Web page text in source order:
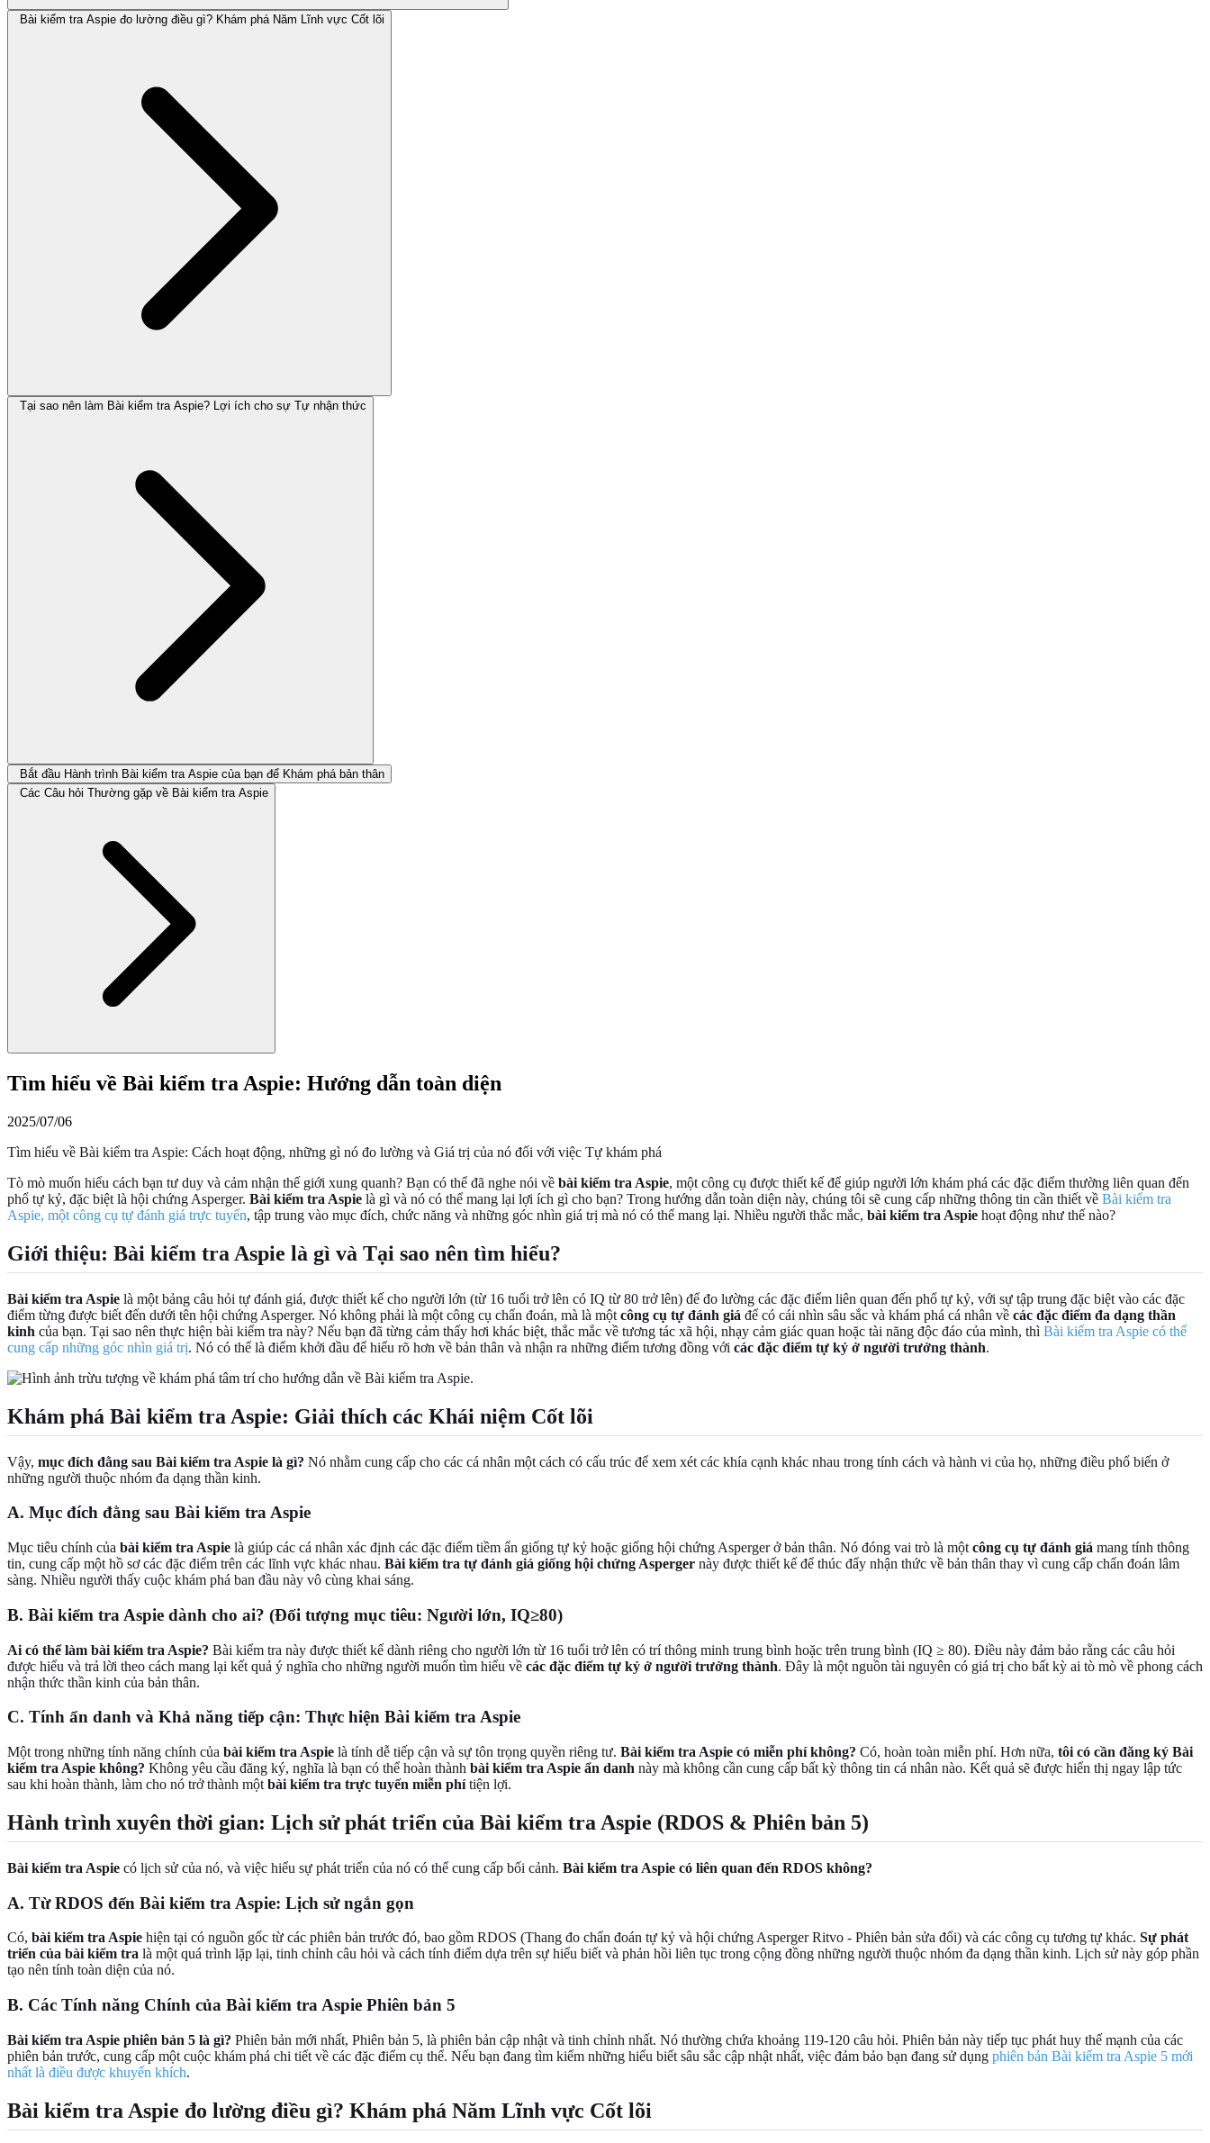
Bài kiểm tra Aspie đo lường điều gì? Khám phá Năm Lĩnh vực Cốt lõi
Tại sao nên làm Bài kiểm tra Aspie? Lợi ích cho sự Tự nhận thức
Bắt đầu Hành trình Bài kiểm tra Aspie của bạn để Khám phá bản thân
Các Câu hỏi Thường gặp về Bài kiểm tra Aspie
Tìm hiểu về Bài kiểm tra Aspie: Hướng dẫn toàn diện
2025/07/06
Tìm hiểu về Bài kiểm tra Aspie: Cách hoạt động, những gì nó đo lường và Giá trị của nó đối với việc Tự khám phá
Tò mò muốn hiểu cách bạn tư duy và cảm nhận thế giới xung quanh? Bạn có thể đã nghe nói về bài kiểm tra Aspie, một công cụ được thiết kế để giúp người lớn khám phá các đặc điểm thường liên quan đến
phổ tự kỷ, đặc biệt là hội chứng Asperger. Bài kiểm tra Aspie là gì và nó có thể mang lại lợi ích gì cho bạn? Trong hướng dẫn toàn diện này, chúng tôi sẽ cung cấp những thông tin cần thiết về Bài kiểm tra
Aspie, một công cụ tự đánh giá trực tuyến, tập trung vào mục đích, chức năng và những góc nhìn giá trị mà nó có thể mang lại. Nhiều người thắc mắc, bài kiểm tra Aspie hoạt động như thế nào?
Giới thiệu: Bài kiểm tra Aspie là gì và Tại sao nên tìm hiểu?
Bài kiểm tra Aspie là một bảng câu hỏi tự đánh giá, được thiết kế cho người lớn (từ 16 tuổi trở lên có IQ từ 80 trở lên) để đo lường các đặc điểm liên quan đến phổ tự kỷ, với sự tập trung đặc biệt vào các đặc
điểm từng được biết đến dưới tên hội chứng Asperger. Nó không phải là một công cụ chẩn đoán, mà là một công cụ tự đánh giá để có cái nhìn sâu sắc và khám phá cá nhân về các đặc điểm đa dạng thần
kinh của bạn. Tại sao nên thực hiện bài kiểm tra này? Nếu bạn đã từng cảm thấy hơi khác biệt, thắc mắc về tương tác xã hội, nhạy cảm giác quan hoặc tài năng độc đáo của mình, thì Bài kiểm tra Aspie có thể
cung cấp những góc nhìn giá trị. Nó có thể là điểm khởi đầu để hiểu rõ hơn về bản thân và nhận ra những điểm tương đồng với các đặc điểm tự kỷ ở người trưởng thành.
Khám phá Bài kiểm tra Aspie: Giải thích các Khái niệm Cốt lõi
Vậy, mục đích đằng sau Bài kiểm tra Aspie là gì? Nó nhằm cung cấp cho các cá nhân một cách có cấu trúc để xem xét các khía cạnh khác nhau trong tính cách và hành vi của họ, những điều phổ biến ở
những người thuộc nhóm đa dạng thần kinh.
A. Mục đích đằng sau Bài kiểm tra Aspie
Mục tiêu chính của bài kiểm tra Aspie là giúp các cá nhân xác định các đặc điểm tiềm ẩn giống tự kỷ hoặc giống hội chứng Asperger ở bản thân. Nó đóng vai trò là một công cụ tự đánh giá mang tính thông
tin, cung cấp một hồ sơ các đặc điểm trên các lĩnh vực khác nhau. Bài kiểm tra tự đánh giá giống hội chứng Asperger này được thiết kế để thúc đẩy nhận thức về bản thân thay vì cung cấp chẩn đoán lâm
sàng. Nhiều người thấy cuộc khám phá ban đầu này vô cùng khai sáng.
B. Bài kiểm tra Aspie dành cho ai? (Đối tượng mục tiêu: Người lớn, IQ≥80)
Ai có thể làm bài kiểm tra Aspie? Bài kiểm tra này được thiết kế dành riêng cho người lớn từ 16 tuổi trở lên có trí thông minh trung bình hoặc trên trung bình (IQ ≥ 80). Điều này đảm bảo rằng các câu hỏi
được hiểu và trả lời theo cách mang lại kết quả ý nghĩa cho những người muốn tìm hiểu về các đặc điểm tự kỷ ở người trưởng thành. Đây là một nguồn tài nguyên có giá trị cho bất kỳ ai tò mò về phong cách
nhận thức thần kinh của bản thân.
C. Tính ẩn danh và Khả năng tiếp cận: Thực hiện Bài kiểm tra Aspie
Một trong những tính năng chính của bài kiểm tra Aspie là tính dễ tiếp cận và sự tôn trọng quyền riêng tư. Bài kiểm tra Aspie có miễn phí không? Có, hoàn toàn miễn phí. Hơn nữa, tôi có cần đăng ký Bài
kiểm tra Aspie không? Không yêu cầu đăng ký, nghĩa là bạn có thể hoàn thành bài kiểm tra Aspie ẩn danh này mà không cần cung cấp bất kỳ thông tin cá nhân nào. Kết quả sẽ được hiển thị ngay lập tức
sau khi hoàn thành, làm cho nó trở thành một bài kiểm tra trực tuyến miễn phítiện lợi.
Hành trình xuyên thời gian: Lịch sử phát triển của Bài kiểm tra Aspie (RDOS & Phiên bản 5)
Bài kiểm tra Aspie có lịch sử của nó, và việc hiểu sự phát triển của nó có thể cung cấp bối cảnh. Bài kiểm tra Aspie có liên quan đến RDOS không?
A. Từ RDOS đến Bài kiểm tra Aspie: Lịch sử ngắn gọn
Có, bài kiểm tra Aspie hiện tại có nguồn gốc từ các phiên bản trước đó, bao gồm RDOS (Thang đo chẩn đoán tự kỷ và hội chứng Asperger Ritvo - Phiên bản sửa đổi) và các công cụ tương tự khác. Sự phát
triển của bài kiểm tra là một quá trình lặp lại, tinh chỉnh câu hỏi và cách tính điểm dựa trên sự hiểu biết và phản hồi liên tục trong cộng đồng những người thuộc nhóm đa dạng thần kinh. Lịch sử này góp phần
tạo nên tính toàn diện của nó.
B. Các Tính năng Chính của Bài kiểm tra Aspie Phiên bản 5
Bài kiểm tra Aspie phiên bản 5 là gì? Phiên bản mới nhất, Phiên bản 5, là phiên bản cập nhật và tinh chỉnh nhất. Nó thường chứa khoảng 119-120 câu hỏi. Phiên bản này tiếp tục phát huy thế mạnh của các
phiên bản trước, cung cấp một cuộc khám phá chi tiết về các đặc điểm cụ thể. Nếu bạn đang tìm kiếm những hiểu biết sâu sắc cập nhật nhất, việc đảm bảo bạn đang sử dụng phiên bản Bài kiểm tra Aspie 5 mới
nhất là điều được khuyến khích.
Bài kiểm tra Aspie đo lường điều gì? Khám phá Năm Lĩnh vực Cốt lõi